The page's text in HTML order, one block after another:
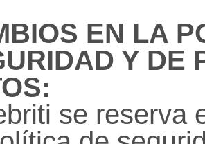
EN LA
Y DE
se reserva